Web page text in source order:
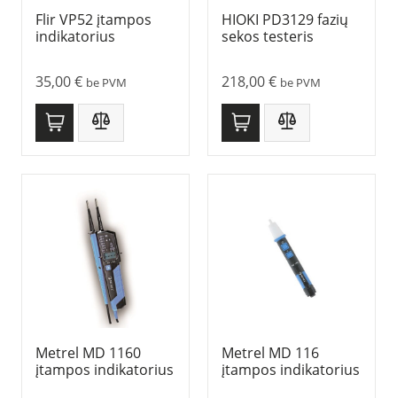
Flir VP52 įtampos
indikatorius
35,00€ be PVM
HIOKI PD3129 fazių
sekos testeris
218,00€ be PVM
Metrel MD 1160
įtampos indikatorius
Metrel MD 116
įtampos indikatorius